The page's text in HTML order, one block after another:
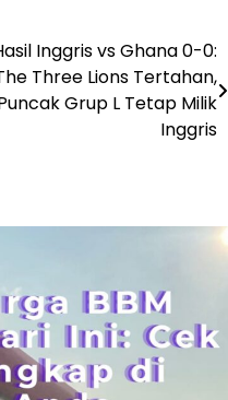
Inggris vs Ghana 0-0:
Three Lions Tertahan,
Grup L Tetap Milik
Inggris